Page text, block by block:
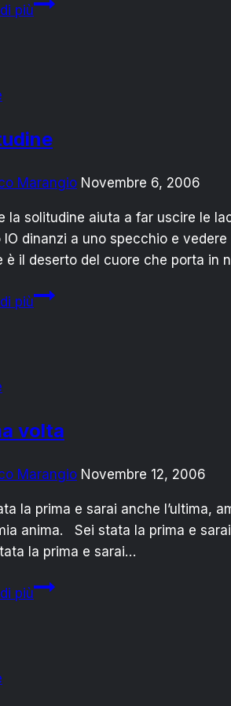
più
Marangio Novembre 6, 2006
la solitudine aiuta a far uscire le
IO dinanzi a uno specchio e
è il deserto del cuore che porta in
piùSolitudine
volta
Marangio Novembre 12, 2006
la prima e sarai anche l’ultima,
anima. Sei stata la prima e
la prima e sarai…
piùPrima